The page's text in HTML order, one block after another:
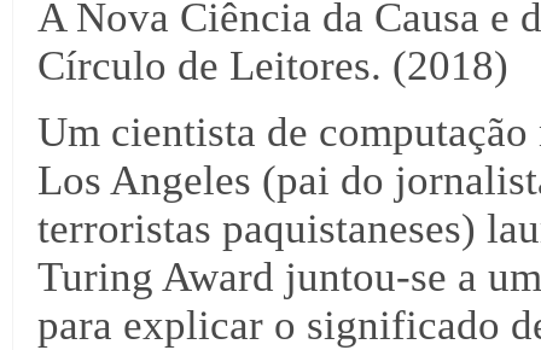
A Nova Ciência da Causa e
Círculo de Leitores. (2018)
Um cientista de
Los Angeles (pai do
terroristas paquistaneses)
Turing Award juntou-se a
para explicar o significado